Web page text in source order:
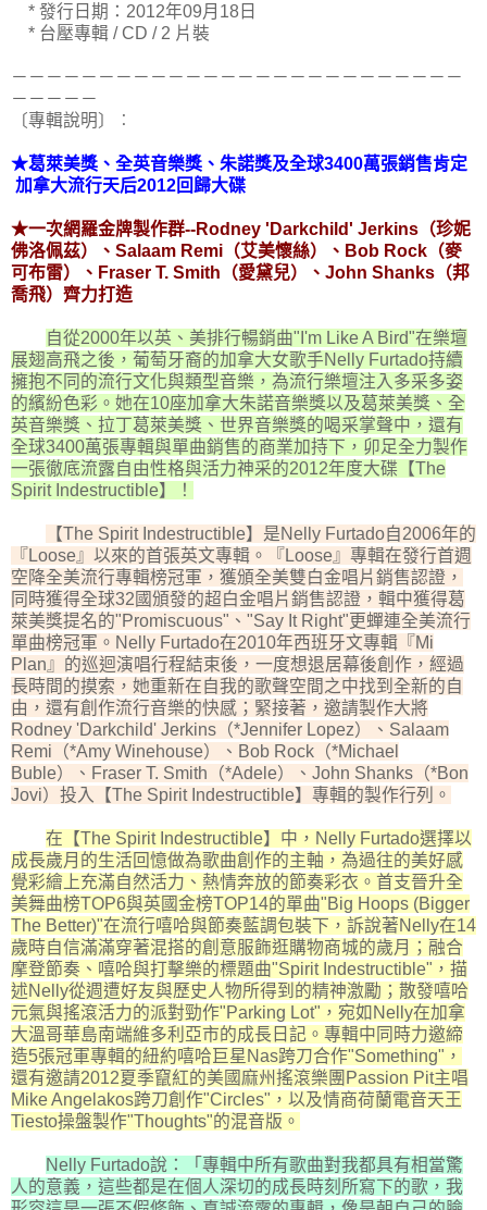
* 發行日期：2012年09月18日
* 台壓專輯 / CD / 2 片裝
－－－－－－－－－－－－－－－－－－－－－－－－－－
－－－－－
〔專輯說明〕︰
★葛萊美獎、全英音樂獎、朱諾獎及全球3400萬張銷售肯定
加拿大流行天后2012回歸大碟
★一次網羅金牌製作群--Rodney 'Darkchild' Jerkins（珍妮
佛洛佩茲）、Salaam Remi（艾美懷絲）、Bob Rock（麥
可布雷）、Fraser T. Smith（愛黛兒）、John Shanks（邦
喬飛）齊力打造
自從2000年以英、美排行暢銷曲"I'm Like A Bird"在樂壇
展翅高飛之後，葡萄牙裔的加拿大女歌手Nelly Furtado持續
擁抱不同的流行文化與類型音樂，為流行樂壇注入多采多姿
的繽紛色彩。她在10座加拿大朱諾音樂獎以及葛萊美獎、全
英音樂獎、拉丁葛萊美獎、世界音樂獎的喝采掌聲中，還有
全球3400萬張專輯與單曲銷售的商業加持下，卯足全力製作
一張徹底流露自由性格與活力神采的2012年度大碟【The
Spirit Indestructible】！
【The Spirit Indestructible】是Nelly Furtado自2006年的
『Loose』以來的首張英文專輯。『Loose』專輯在發行首週
空降全美流行專輯榜冠軍，獲頒全美雙白金唱片銷售認證，
同時獲得全球32國頒發的超白金唱片銷售認證，輯中獲得葛
萊美獎提名的"Promiscuous"、"Say It Right"更蟬連全美流行
單曲榜冠軍。Nelly Furtado在2010年西班牙文專輯『Mi
Plan』的巡迴演唱行程結束後，一度想退居幕後創作，經過
長時間的摸索，她重新在自我的歌聲空間之中找到全新的自
由，還有創作流行音樂的快感；緊接著，邀請製作大將
Rodney 'Darkchild' Jerkins（*Jennifer Lopez）、Salaam
Remi（*Amy Winehouse）、Bob Rock（*Michael
Buble）、Fraser T. Smith（*Adele）、John Shanks（*Bon
Jovi）投入【The Spirit Indestructible】專輯的製作行列。
在【The Spirit Indestructible】中，Nelly Furtado選擇以
成長歲月的生活回憶做為歌曲創作的主軸，為過往的美好感
覺彩繪上充滿自然活力、熱情奔放的節奏彩衣。首支晉升全
美舞曲榜TOP6與英國金榜TOP14的單曲"Big Hoops (Bigger
The Better)"在流行嘻哈與節奏藍調包裝下，訴說著Nelly在14
歲時自信滿滿穿著混搭的創意服飾逛購物商城的歲月；融合
摩登節奏、嘻哈與打擊樂的標題曲"Spirit Indestructible"，描
述Nelly從週遭好友與歷史人物所得到的精神激勵；散發嘻哈
元氣與搖滾活力的派對勁作"Parking Lot"，宛如Nelly在加拿
大溫哥華島南端維多利亞市的成長日記。專輯中同時力邀締
造5張冠軍專輯的紐約嘻哈巨星Nas跨刀合作"Something"，
還有邀請2012夏季竄紅的美國麻州搖滾樂團Passion Pit主唱
Mike Angelakos跨刀創作"Circles"，以及情商荷蘭電音天王
Tiesto操盤製作"Thoughts"的混音版。
Nelly Furtado說：「專輯中所有歌曲對我都具有相當驚
人的意義，這些都是在個人深切的成長時刻所寫下的歌，我